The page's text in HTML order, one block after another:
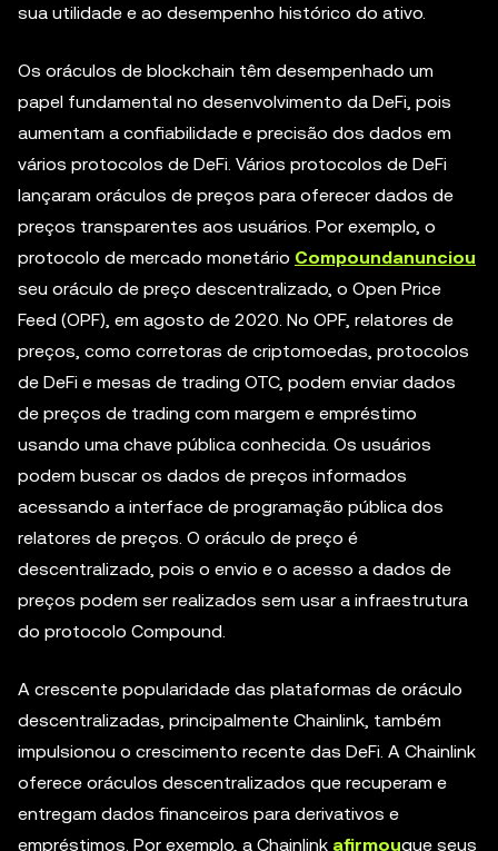
sua utilidade e ao desempenho histórico do ativo.
Os oráculos de blockchain têm desempenhado um
papel fundamental no desenvolvimento da DeFi, pois
aumentam a confiabilidade e precisão dos dados em
vários protocolos de DeFi. Vários protocolos de DeFi
lançaram oráculos de preços para oferecer dados de
preços transparentes aos usuários. Por exemplo, o
protocolo de mercado monetário Compoundanunciou
seu oráculo de preço descentralizado, o Open Price
Feed (OPF), em agosto de 2020. No OPF, relatores de
preços, como corretoras de criptomoedas, protocolos
de DeFi e mesas de trading OTC, podem enviar dados
de preços de trading com margem e empréstimo
usando uma chave pública conhecida. Os usuários
podem buscar os dados de preços informados
acessando a interface de programação pública dos
relatores de preços. O oráculo de preço é
descentralizado, pois o envio e o acesso a dados de
preços podem ser realizados sem usar a infraestrutura
do protocolo Compound.
A crescente popularidade das plataformas de oráculo
descentralizadas, principalmente Chainlink, também
impulsionou o crescimento recente das DeFi. A Chainlink
oferece oráculos descentralizados que recuperam e
entregam dados financeiros para derivativos e
empréstimos. Por exemplo, a Chainlink afirmouque seus